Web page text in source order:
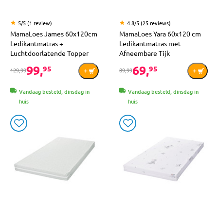
5/5 (1 review)
MamaLoes James 60x120cm
Ledikantmatras +
Luchtdoorlatende Topper
129,9999,95
Vandaag besteld, dinsdag in
huis
4.8/5 (25 reviews)
MamaLoes Yara 60x120 cm
Ledikantmatras met
Afneembare Tijk
89,9969,95
Vandaag besteld, dinsdag in
huis